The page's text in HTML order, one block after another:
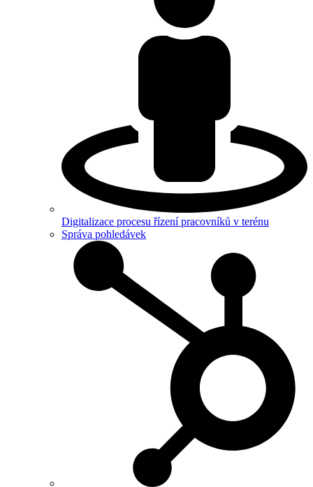
Digitalizace procesu řízení pracovníků v terénu
Správa pohledávek